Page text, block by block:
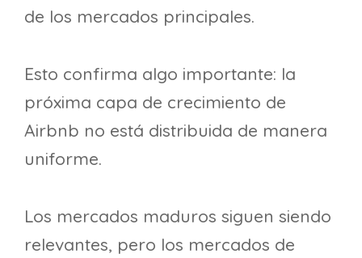
de los mercados principales.
Esto confirma algo importante: la
próxima capa de crecimiento de
Airbnb no está distribuida de manera
uniforme.
Los mercados maduros siguen siendo
relevantes, pero los mercados de